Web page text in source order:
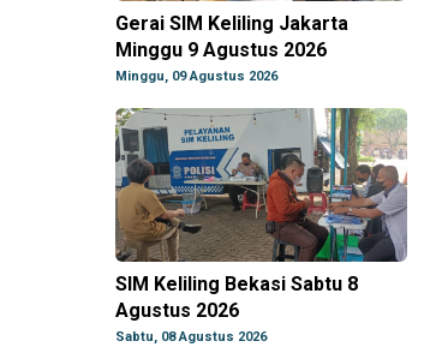
Gerai SIM Keliling Jakarta
Minggu 9 Agustus 2026
Minggu, 09 Agustus 2026
SIM Keliling Bekasi Sabtu 8
Agustus 2026
Sabtu, 08 Agustus 2026